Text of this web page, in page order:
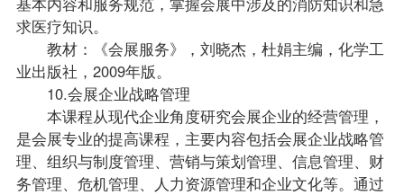
求医疗知识。
教材：《会展服务》，刘晓杰，杜娟主编，化学工
业出版社，2009年版。
10.会展企业战略管理
本课程从现代企业角度研究会展企业的经营管理，
是会展专业的提高课程，主要内容包括会展企业战略管
理、组织与制度管理、营销与策划管理、信息管理、财
务管理、危机管理、人力资源管理和企业文化等。通过